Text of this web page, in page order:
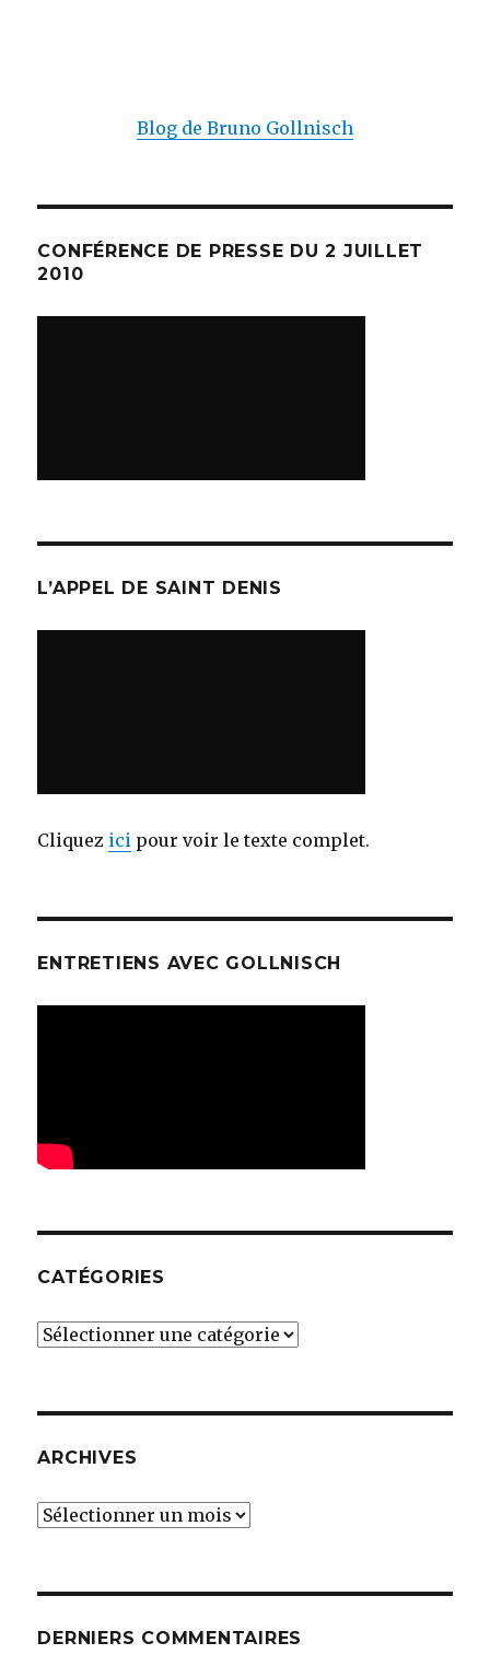
Blog de Bruno Gollnisch
CONFÉRENCE DE PRESSE DU 2 JUILLET
2010
L’APPEL DE SAINT DENIS
Cliquez ici pour voir le texte complet.
ENTRETIENS AVEC GOLLNISCH
CATÉGORIES
Catégories
ARCHIVES
Archives
DERNIERS COMMENTAIRES